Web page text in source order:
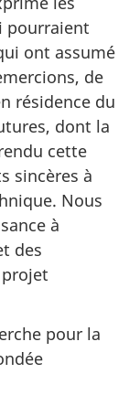
pourraient
ont assumé
de
résidence du
dont la
cette
sincères à
Nous
à
des
pour la